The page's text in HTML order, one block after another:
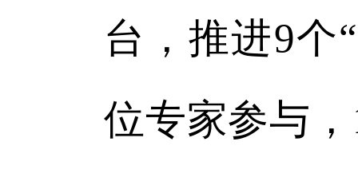
台，推进9个
位专家参与